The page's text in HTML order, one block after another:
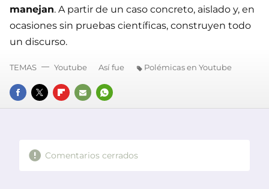
manejan. A partir de un caso concreto, aislado y, en
ocasiones sin pruebas científicas, construyen todo
un discurso.
FACEBOOK
TWITTERFLIPBOARD
E-
WHATSAPP
TEMAS Youtube Así fue Polémicas en Youtube
Comentarios cerrados